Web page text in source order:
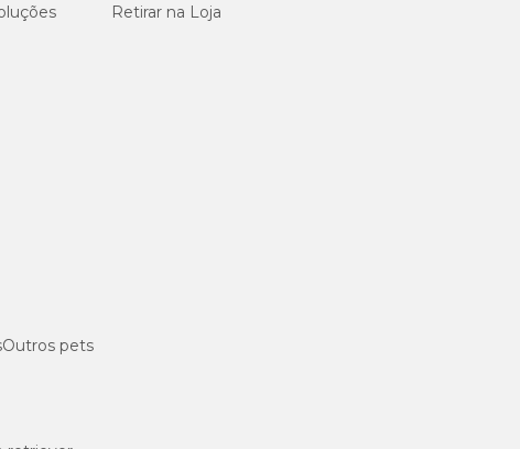
Retirar na Loja
Outros pets